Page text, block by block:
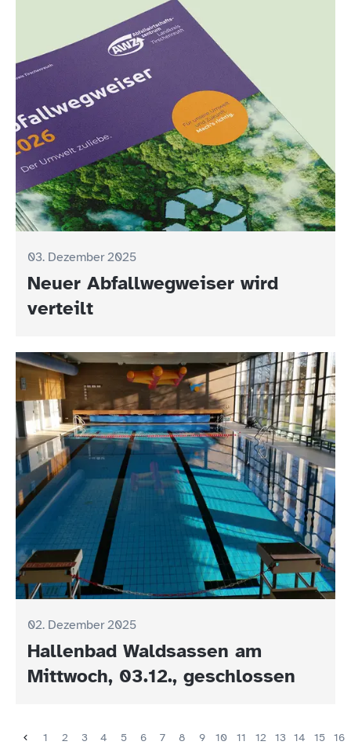
03. Dezember 2025
Neuer Abfallwegweiser wird
verteilt
02. Dezember 2025
Hallenbad Waldsassen am
Mittwoch, 03.12., geschlossen
1 2 3 4 5 6 7 8 9 10 11 12 13 14 15 16